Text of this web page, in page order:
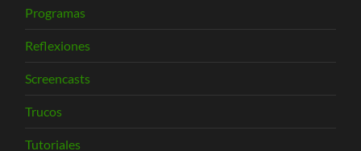
Programas
Reflexiones
Screencasts
Trucos
Tutoriales